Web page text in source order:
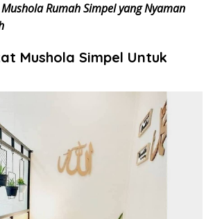
Rumah Simpel yang Nyaman
Mushola Simpel Untuk